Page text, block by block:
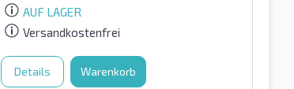
AUF LAGER
Versandkostenfrei
Details Warenkorb